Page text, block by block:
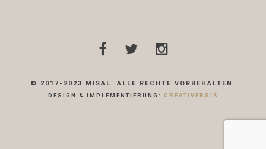
© 2017-2023 MISAL. ALLE RECHTE VORBEHALTEN.
DESIGN & IMPLEMENTIERUNG: CREATIVERSIS